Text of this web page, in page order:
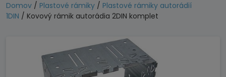
Domov / Plastové rámiky / Plastové rámiky autorádií
1DIN / Kovový rámik autorádia 2DIN komplet